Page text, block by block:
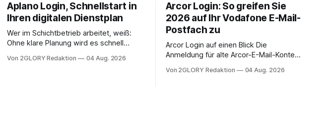
Aplano Login, Schnellstart in
Ihren digitalen Dienstplan
Wer im Schichtbetrieb arbeitet, weiß:
Ohne klare Planung wird es schnell
zentraler Zugangspunkt, um dienstpläne,
Von 2GLORY Redaktion 04 Aug. 2026
Arcor Login: So greifen Sie
2026 auf Ihr Vodafone E-Mail-
Postfach zu
Arcor Login auf einen Blick Die
Anmeldung für alte Arcor-E-Mail-Konten
noch eine e mail adresse mit der Endung
Von 2GLORY Redaktion 04 Aug. 2026